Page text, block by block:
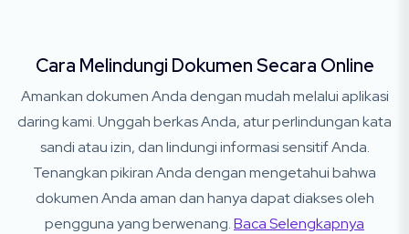
Cara Melindungi Dokumen Secara Online
Amankan dokumen Anda dengan mudah melalui aplikasi
daring kami. Unggah berkas Anda, atur perlindungan kata
sandi atau izin, dan lindungi informasi sensitif Anda.
Tenangkan pikiran Anda dengan mengetahui bahwa
dokumen Anda aman dan hanya dapat diakses oleh
pengguna yang berwenang.Baca Selengkapnya